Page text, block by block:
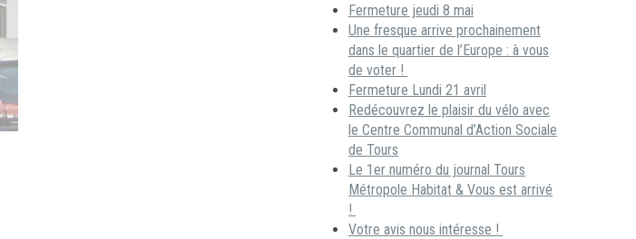
Fermeture jeudi 8 mai
Une fresque arrive prochainement
dans le quartier de l’Europe : à vous
de voter !
Fermeture Lundi 21 avril
Redécouvrez le plaisir du vélo avec
le Centre Communal d’Action Sociale
de Tours
Le 1er numéro du journal Tours
Métropole Habitat & Vous est arrivé
!
Votre avis nous intéresse !